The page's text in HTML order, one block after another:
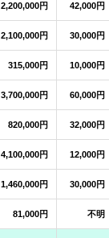
2,200,000円 42,000円
2,100,000円 30,000円
315,000円 10,000円
3,700,000円 60,000円
820,000円 32,000円
4,100,000円 12,000円
1,460,000円 30,000円
81,000円 不明